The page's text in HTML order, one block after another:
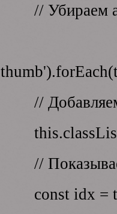
// Убираем
//
// Показываем
const idx =